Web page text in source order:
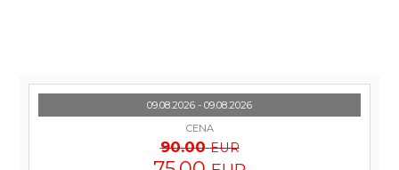
09.08.2026 - 09.08.2026
CENA
90.00 EUR